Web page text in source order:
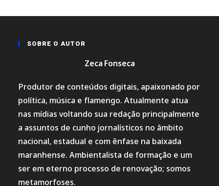
SOBRE O AUTOR
Zeca Fonseca
Produtor de conteúdos digitais, apaixonado por
política, música e flamengo. Atualmente atua
nas mídias voltando sua redação principalmente
a assuntos de cunho jornalísticos no âmbito
nacional, estadual e com ênfase na baixada
maranhense. Ambientalista de formação e um
ser em eterno processo de renovação; somos
metamorfoses.